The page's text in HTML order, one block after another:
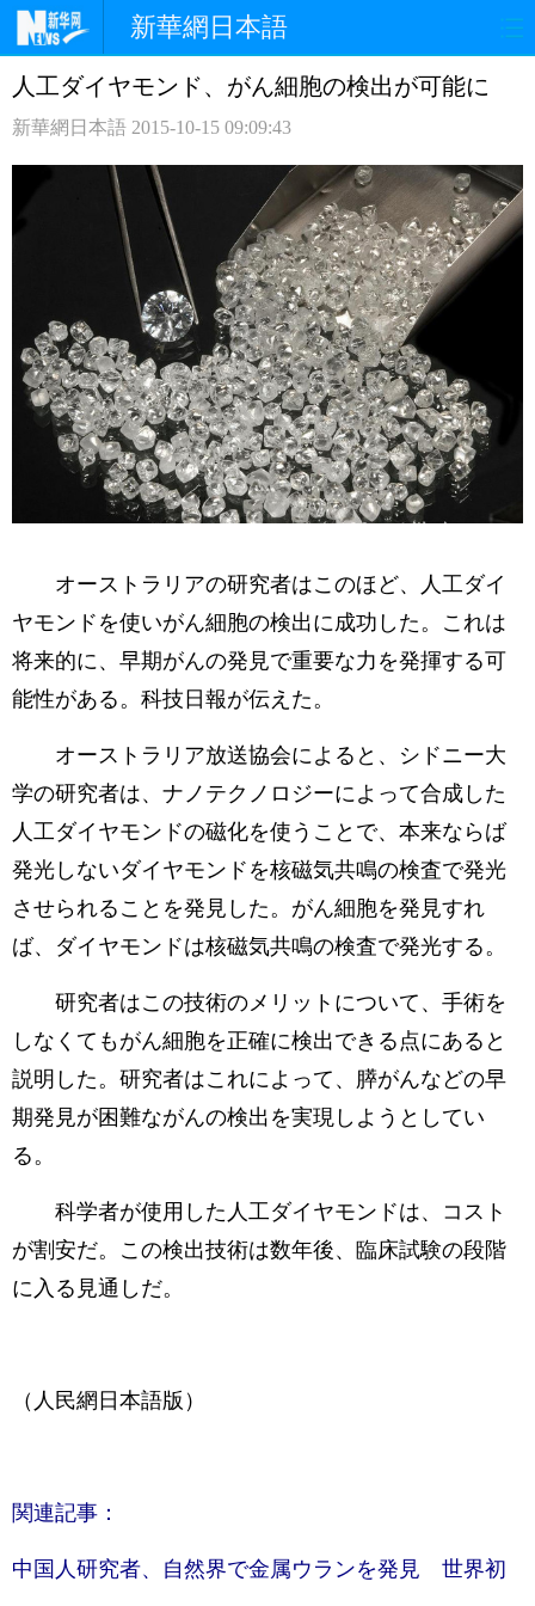
新華網日本語
ホームページ 政治 経済
評論 写真
中日対訳
人工ダイヤモンド、がん細胞の検出が可能に
新華網日本語 2015-10-15 09:09:43
オーストラリアの研究者はこのほど、人工ダイ
ヤモンドを使いがん細胞の検出に成功した。これは
将来的に、早期がんの発見で重要な力を発揮する可
能性がある。科技日報が伝えた。
オーストラリア放送協会によると、シドニー大
学の研究者は、ナノテクノロジーによって合成した
人工ダイヤモンドの磁化を使うことで、本来ならば
発光しないダイヤモンドを核磁気共鳴の検査で発光
させられることを発見した。がん細胞を発見すれ
ば、ダイヤモンドは核磁気共鳴の検査で発光する。
研究者はこの技術のメリットについて、手術を
しなくてもがん細胞を正確に検出できる点にあると
説明した。研究者はこれによって、膵がんなどの早
期発見が困難ながんの検出を実現しようとしてい
る。
科学者が使用した人工ダイヤモンドは、コスト
が割安だ。この検出技術は数年後、臨床試験の段階
に入る見通しだ。
（人民網日本語版）
関連記事：
中国人研究者、自然界で金属ウランを発見 世界初